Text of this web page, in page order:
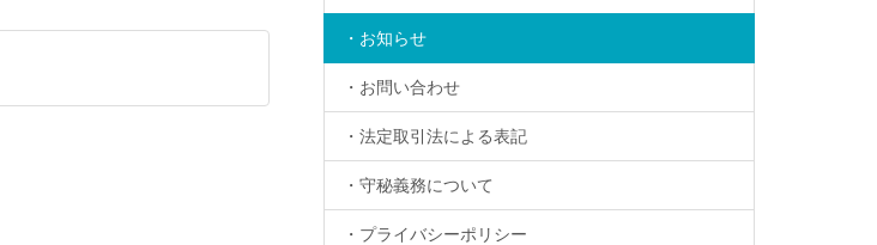
・お知らせ
・お問い合わせ
・法定取引法による表記
・守秘義務について
・プライバシーポリシー